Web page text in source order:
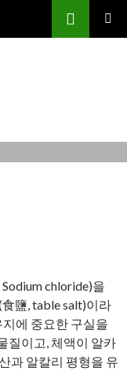
chloride)을
鹽, table salt)이라
에 중요한 구실을
질이고, 체액이 알카
과 알칼리 평형을 유